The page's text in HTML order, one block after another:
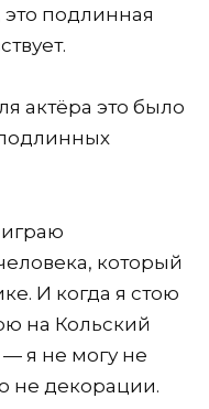
подлинная
актёра это было
который
И когда я стою
на Кольский
— я не могу не
не декорации.